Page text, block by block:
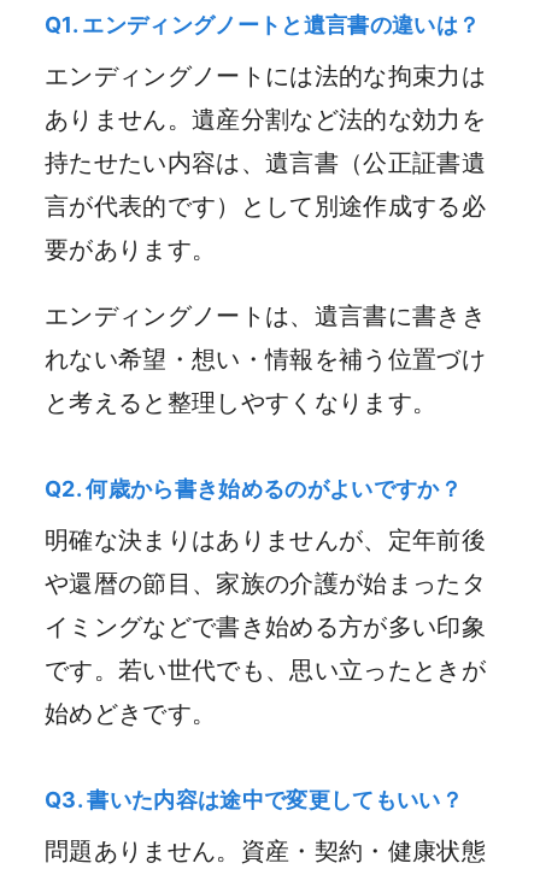
Q1. エンディングノートと遺言書の違いは？
エンディングノートには法的な拘束力は
ありません。遺産分割など法的な効力を
持たせたい内容は、遺言書（公正証書遺
言が代表的です）として別途作成する必
要があります。
エンディングノートは、遺言書に書きき
れない希望・想い・情報を補う位置づけ
と考えると整理しやすくなります。
Q2. 何歳から書き始めるのがよいですか？
明確な決まりはありませんが、定年前後
や還暦の節目、家族の介護が始まったタ
イミングなどで書き始める方が多い印象
です。若い世代でも、思い立ったときが
始めどきです。
Q3. 書いた内容は途中で変更してもいい？
問題ありません。資産・契約・健康状態